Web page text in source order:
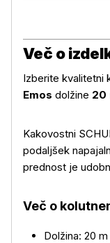
Več o
Izberite kvalitetni
Emos dolžine 20
Kakovostni
podaljšek
prednost je
Več o
Dolžina: 20 m